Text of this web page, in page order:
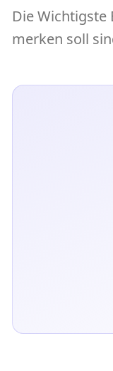
Die Wichtigste
merken soll